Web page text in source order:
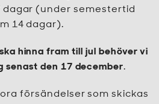
dagar (under semestertid
14 dagar).
hinna fram till jul behöver vi
senast den 17 december.
försändelser som skickas